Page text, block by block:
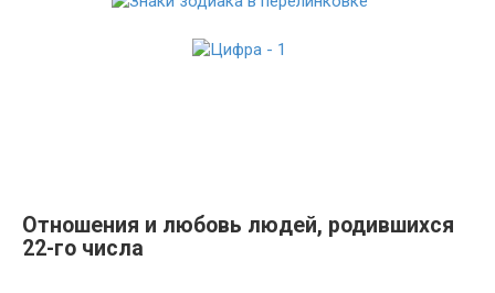
Отношения и любовь людей, родившихся
22-го числа